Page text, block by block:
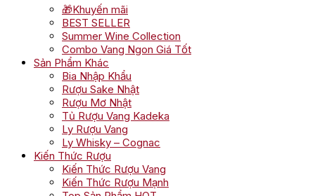
🎁Khuyến mãi
BEST SELLER
Summer Wine Collection
Combo Vang Ngon Giá Tốt
Sản Phẩm Khác
Bia Nhập Khẩu
Rượu Sake Nhật
Rượu Mơ Nhật
Tủ Rượu Vang Kadeka
Ly Rượu Vang
Ly Whisky – Cognac
Kiến Thức Rượu
Kiến Thức Rượu Vang
Kiến Thức Rượu Mạnh